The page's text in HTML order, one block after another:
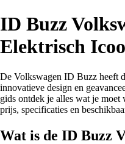
ID Buzz
Elektrisch
De Volkswagen ID Buzz heeft
innovatieve design en
gids ontdek je alles wat je
prijs, specificaties en
Wat is de ID Buzz